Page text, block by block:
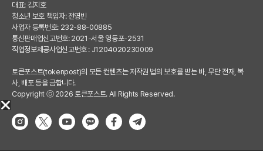
대표: 김지호
청소년 보호 책임자: 전영빈
사업자 등록번호: 232-88-00885
통신판매업신고번호: 2021-서울 영등포-2531
직업정보제공사업신고번호 : J1204020230009
토큰포스트(tokenpost)의 모든 컨텐츠는 저작권 법의 보호를 받는 바, 무단 전재, 복
사, 배포 등을 금합니다.
Copyright ⓒ 2026 토큰포스트. All Rights Reserved.